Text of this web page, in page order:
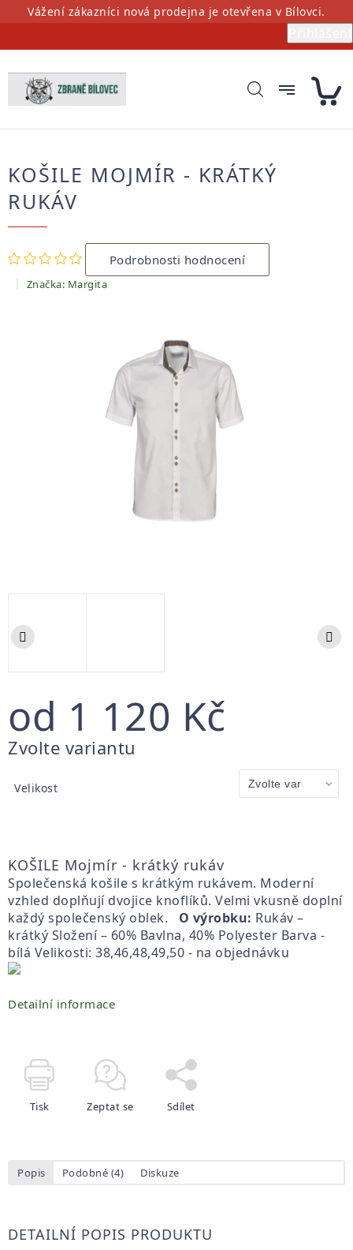
PřejítVážení zákazníci nová prodejna je otevřena v Bílovci.
KOŠILE MOJMÍR - KRÁTKÝ
RUKÁV
Průměrné
hodnocení
produktu
je
Podrobnosti hodnocení
Značka: Margita
od 1 120 Kč
Měrná
Zvolte variantu
Velikost
KOŠILE Mojmír - krátký rukáv
Společenská košile s krátkým rukávem. Moderní
vzhled doplňují dvojice knoflíků. Velmi vkusně doplní
každý společenský oblek. O výrobku: Rukáv –
krátký Složení – 60% Bavlna, 40% Polyester Barva -
bílá Velikosti: 38,46,48,49,50 - na objednávku
Detailní informace
Tisk Zeptat se Sdílet
Popis Podobné (4) Diskuze
DETAILNÍ POPIS PRODUKTU